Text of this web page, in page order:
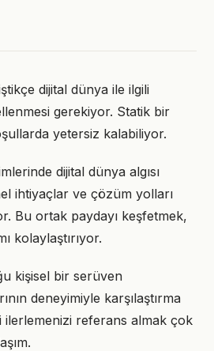
dijital dünya ile ilgili
gerekiyor. Statik bir
yetersiz kalabiliyor.
dijital dünya algısı
ihtiyaçlar ve çözüm yolları
Bu ortak paydayı keşfetmek,
kolaylaştırıyor.
kişisel bir serüven
deneyimiyle karşılaştırma
ilerlemenizi referans almak çok